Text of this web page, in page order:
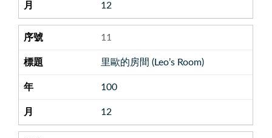
12
11
里歐的房間 (Leo’s Room)
100
12